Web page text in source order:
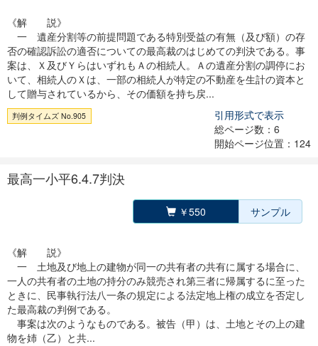
《解 説》
一 遺産分割等の前提問題である特別受益の有無（及び額）の存
否の確認訴訟の適否についての最高裁のはじめての判決である。事
案は、Ｘ及びＹらはいずれもＡの相続人。Ａの遺産分割の調停にお
いて、相続人のＸは、一部の相続人が特定の不動産を生計の資本と
して贈与されているから、その価額を持ち戻...
判例タイムズ No.905
引用形式で表示
総ページ数：6
開始ページ位置：124
最高一小平6.4.7判決
￥550 サンプル
《解 説》
一 土地及び地上の建物が同一の共有者の共有に属する場合に、
一人の共有者の土地の持分のみ競売され第三者に帰属するに至った
ときに、民事執行法八一条の規定による法定地上権の成立を否定し
た最高裁の判例である。
事案は次のようなものである。被告（甲）は、土地とその上の建
物を姉（乙）と共...